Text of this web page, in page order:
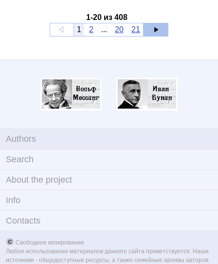
1-20из 408
1
2 ... 20 21
Authors
Search
About the project
Info
Contacts
Свободное копирование
Любое использование материалов данного сайта приветствуется. Наши
источники - общедоступные ресурсы, а также семейные архивы авторов.